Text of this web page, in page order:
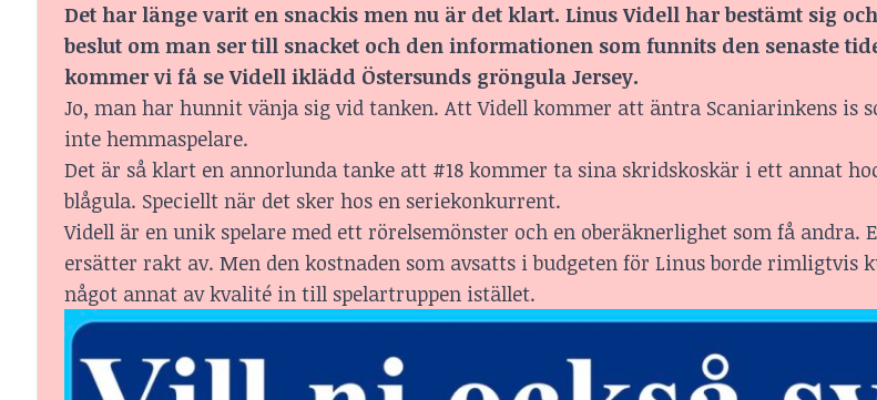
Det har länge varit en snackis men nu är det klart. Linus Videll har bestämt sig
beslut om man ser till snacket och den informationen som funnits den senaste
kommer vi få se Videll iklädd Östersunds gröngula Jersey.
Jo, man har hunnit vänja sig vid tanken. Att Videll kommer att äntra Scaniarinkens is
inte hemmaspelare.
Det är så klart en annorlunda tanke att #18 kommer ta sina skridskoskär i ett annat
blågula. Speciellt när det sker hos en seriekonkurrent.
Videll är en unik spelare med ett rörelsemönster och en oberäknerlighet som få andra.
ersätter rakt av. Men den kostnaden som avsatts i budgeten för Linus borde rimligtvis
något annat av kvalité in till spelartruppen istället.